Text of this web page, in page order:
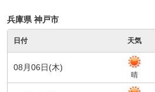
兵庫県 神戸市
日付 天気
08月06日(木)
晴